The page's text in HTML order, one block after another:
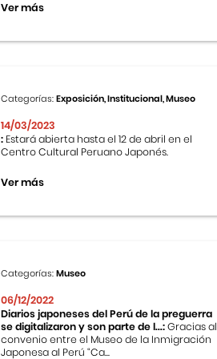
Ver más
Categorías:Exposición, Institucional, Museo
14/03/2023
: Estará abierta hasta el 12 de abril en el
Centro Cultural Peruano Japonés.
Ver más
Categorías:Museo
06/12/2022
Diarios japoneses del Perú de la preguerra
se digitalizaron y son parte de l...:Gracias al
convenio entre el Museo de la Inmigración
Japonesa al Perú “Ca...